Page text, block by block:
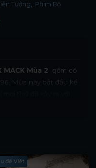
Tưởng, Phim Bộ
MACK Mùa 2 gồm có
Mùa này bắt đầu kể
mà Annie vô tình
và Alex nhanh
đề Việt